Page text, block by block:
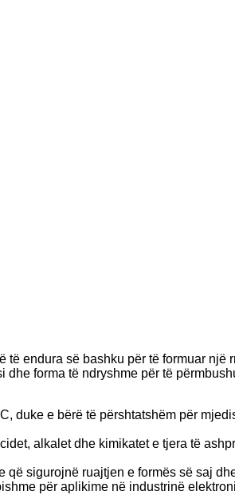
endura së bashku për të formuar një
forma të ndryshme për të
duke e bërë të përshtatshëm për
alkalet dhe kimikatet e tjera të
sigurojnë ruajtjen e formës së saj
për aplikime në industrinë